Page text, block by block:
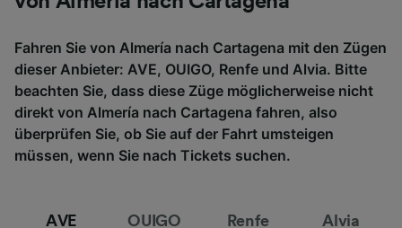
Fahren Sie von Almería nach Cartagena mit den Zügen
dieser Anbieter: AVE, OUIGO, Renfe und Alvia. Bitte
beachten Sie, dass diese Züge möglicherweise nicht
direkt von Almería nach Cartagena fahren, also
überprüfen Sie, ob Sie auf der Fahrt umsteigen
müssen, wenn Sie nach Tickets suchen.
AVE OUIGO Renfe Alvia